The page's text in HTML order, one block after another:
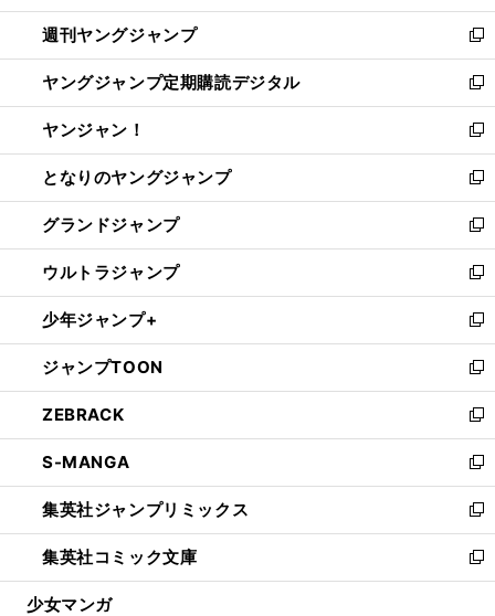
開
く
ウ
で
開
く
ン
ド
ウ
で
開
く
ウ
ィ
ン
ド
ウ
で
開
く
週刊ヤングジャンプ
新
し
い
ウ
ィ
ン
ド
ウ
で
開
く
ヤングジャンプ定期購読デジタル
新
し
い
ウ
ィ
ン
ド
ウ
で
開
く
ヤンジャン！
新
し
い
ウ
ィ
ン
ド
ウ
で
開
く
となりのヤングジャンプ
新
し
い
ウ
ィ
ン
ド
ウ
で
開
く
グランドジャンプ
新
し
い
ウ
ィ
ン
ド
ウ
で
開
く
ウルトラジャンプ
新
し
い
ウ
ィ
ン
ド
ウ
で
開
く
少年ジャンプ+
新
し
い
ウ
ィ
ン
ド
ウ
で
開
く
ジャンプTOON
新
し
い
ウ
ィ
ン
ド
ウ
で
開
ZEBRACK
新
し
い
ウ
ィ
ン
ド
ウ
S-MANGA
新
し
い
ウ
ィ
ン
集英社ジャンプリミックス
新
し
い
ウ
集英社コミック文庫
新
し
少女マンガ